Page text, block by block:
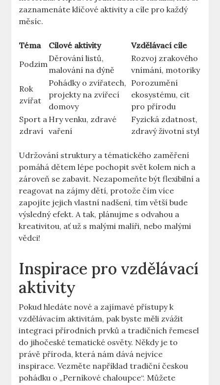
zaznamenáte klíčové aktivity a cíle pro každý
měsíc.
Téma Cílové aktivity
Vzdělávací cíle
Podzim
Děrování listů,
malování na dýně
Rozvoj zrakového
vnímání, motoriky
Rok
zvířat
Pohádky o zvířatech,
projekty na zvířecí
domovy
Porozumění
ekosystému, cit
pro přírodu
Sport a
zdraví
Hry venku, zdravé
vaření
Fyzická zdatnost,
zdravý životní styl
Udržování struktury a tématického zaměření
pomáhá dětem lépe pochopit svět kolem nich a
zároveň se zabavit. Nezapomeňte být flexibilní a
reagovat na zájmy dětí, protože čím více
zapojíte jejich vlastní nadšení, tím větší bude
výsledný efekt. A tak, plánujme s odvahou a
kreativitou, ať už s malými malíři, nebo malými
vědci!
Inspirace pro vzdělávací
aktivity
Pokud hledáte nové a zajímavé přístupy k
vzdělávacím aktivitám, pak byste měli zvážit
integraci přírodních prvků a tradičních řemesel
do jihočeské tematické osvěty. Někdy je to
právě příroda, která nám dává nejvíce
inspirace. Vezměte například tradiční českou
pohádku o „Perníkové chaloupce“. Můžete